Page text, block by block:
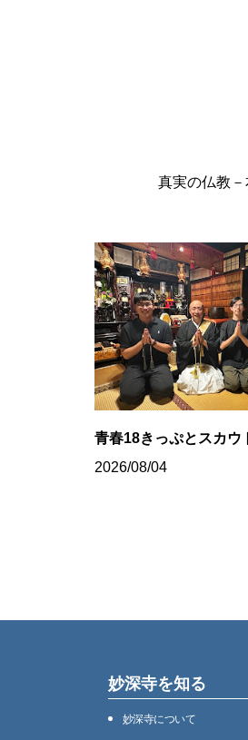
真実の仏教－
青春18きっぷとスカウ
2026/08/04
妙深寺を知る
妙深寺について